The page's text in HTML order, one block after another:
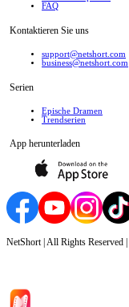
FAQ
Kontaktieren Sie uns
support@netshort.com
business@netshort.com
Serien
Epische Dramen
Trendserien
App herunterladen
NetShort | All Rights Reserved |